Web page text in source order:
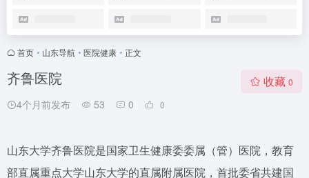
首页 • 山东导航 • 医院健康 • 正文
齐鲁医院
4个月前发布 53 0 0
收藏 0
山东大学齐鲁医院是国家卫生健康委委属（管）医院，教育
部直属重点大学山东大学的直属附属医院，首批委省共建国